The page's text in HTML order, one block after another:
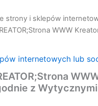
strony i sklepów
WWW
internetowych lub
z Wytycznymi